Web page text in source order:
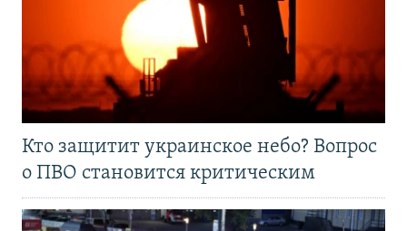
Кто защитит украинское небо? Вопрос
о ПВО становится критическим